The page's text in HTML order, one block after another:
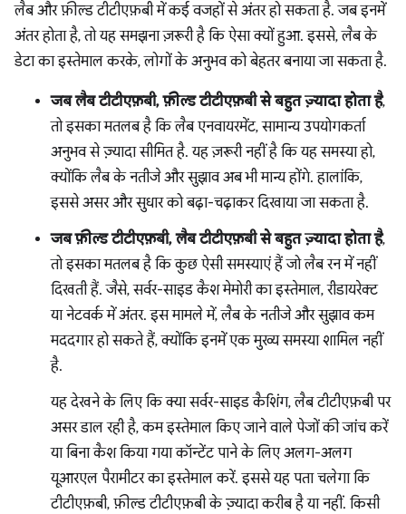
लैब और फ़ील्ड टीटीएफ़बी में कई वजहों से अंतर हो सकता है. जब इनमें
अंतर होता है, तो यह समझना ज़रूरी है कि ऐसा क्यों हुआ. इससे, लैब के
डेटा का इस्तेमाल करके, लोगों के अनुभव को बेहतर बनाया जा सकता है.
जब लैब टीटीएफ़बी, फ़ील्ड टीटीएफ़बी से बहुत ज़्यादा होता है,
तो इसका मतलब है कि लैब एनवायरमेंट, सामान्य उपयोगकर्ता
अनुभव से ज़्यादा सीमित है. यह ज़रूरी नहीं है कि यह समस्या हो,
क्योंकि लैब के नतीजे और सुझाव अब भी मान्य होंगे. हालांकि,
इससे असर और सुधार को बढ़ा-चढ़ाकर दिखाया जा सकता है.
जब फ़ील्ड टीटीएफ़बी, लैब टीटीएफ़बी से बहुत ज़्यादा होता है,
तो इसका मतलब है कि कुछ ऐसी समस्याएं हैं जो लैब रन में नहीं
दिखती हैं. जैसे, सर्वर-साइड कैश मेमोरी का इस्तेमाल, रीडायरेक्ट
या नेटवर्क में अंतर. इस मामले में, लैब के नतीजे और सुझाव कम
मददगार हो सकते हैं, क्योंकि इनमें एक मुख्य समस्या शामिल नहीं
है.
यह देखने के लिए कि क्या सर्वर-साइड कैशिंग, लैब टीटीएफ़बी पर
असर डाल रही है, कम इस्तेमाल किए जाने वाले पेजों की जांच करें
या बिना कैश किया गया कॉन्टेंट पाने के लिए अलग-अलग
यूआरएल पैरामीटर का इस्तेमाल करें. इससे यह पता चलेगा कि
टीटीएफ़बी, फ़ील्ड टीटीएफ़बी के ज़्यादा करीब है या नहीं. किसी